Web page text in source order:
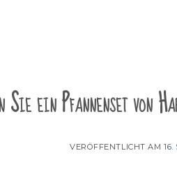
Sie ein Pfannenset von
VERÖFFENTLICHT AM16.